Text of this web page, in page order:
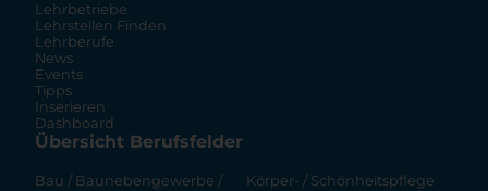
Lehrbetriebe
Lehrstellen Finden
Lehrberufe
News
Events
Tipps
Inserieren
Dashboard
Übersicht Berufsfelder
Bau / Baunebengewerbe /
Körper- / Schönheitspflege